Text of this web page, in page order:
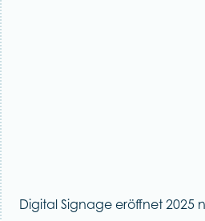
Digital Signage eröffnet 2025